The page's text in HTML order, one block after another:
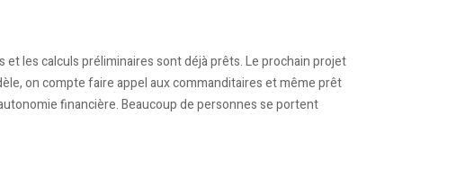
les calculs préliminaires sont déjà prêts. Le prochain projet
on compte faire appel aux commanditaires et même prêt
financière. Beaucoup de personnes se portent